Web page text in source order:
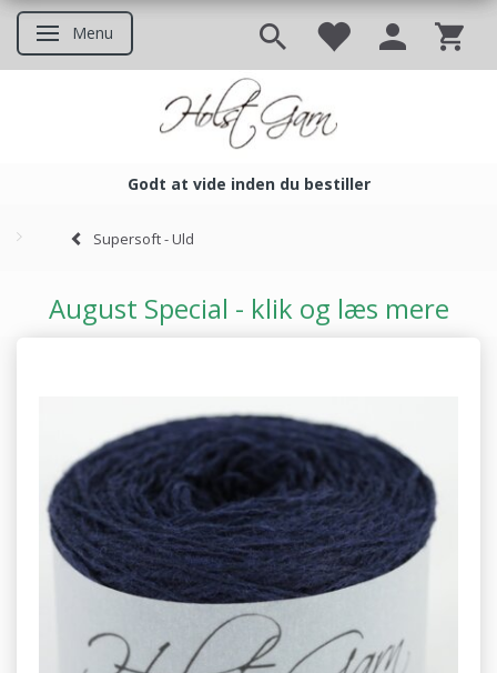
Skifte navigation
Menu
Godt at vide inden du bestiller
Supersoft - Uld
August Special - klik og læs mere